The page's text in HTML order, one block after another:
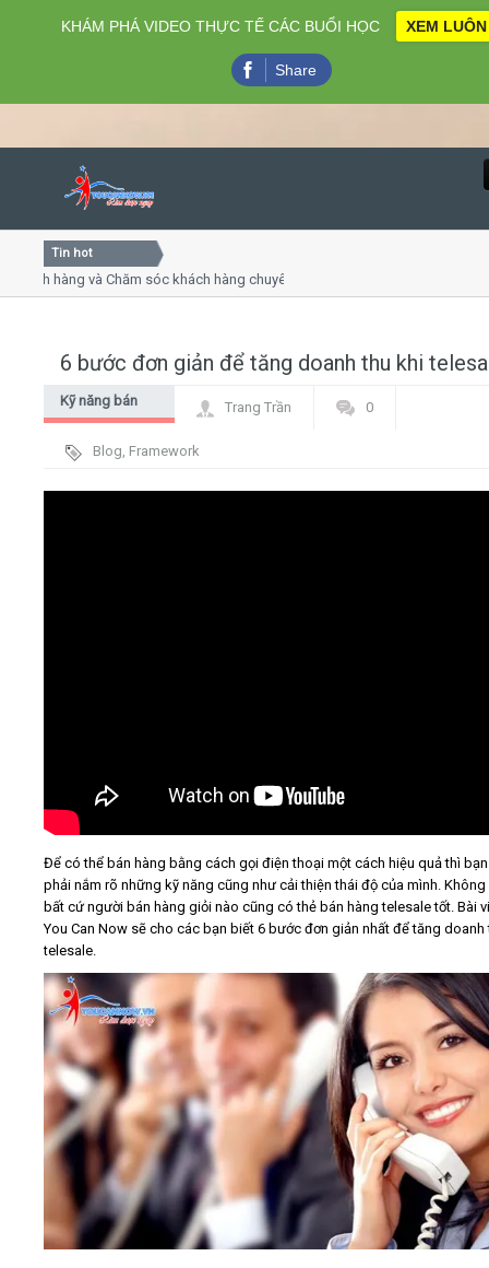
Close
Home
Giới thiệu
Tin hot
và Chăm sóc khách hàng chuyên nghiệp
6 bước đơn giản để tăng doanh thu khi
Kỹ năng bán
- đàm phán
Trang Trần 0
Blog, Framework
Để có thể bán hàng bằng cách gọi điện thoại một cách hiệu quả thì
phải nắm rõ những kỹ năng cũng như cải thiện thái độ của mình. Không
bất cứ người bán hàng giỏi nào cũng có thẻ bán hàng telesale tốt. Bài
You Can Now sẽ cho các bạn biết 6 bước đơn giản nhất để tăng doanh
telesale.
KHÁM PHÁ VIDEO THỰC TẾ CÁC BUỔI HỌC XEM LUÔN
Share